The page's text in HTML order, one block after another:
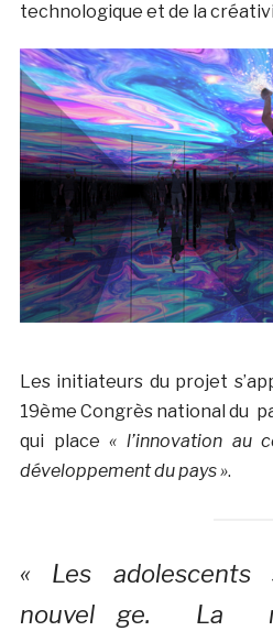
technologique et de la
Les initiateurs du projet
19ème Congrès national du
qui place« l’innovation au
développement du pays ».
« Les adolescents
nouvel ge. La